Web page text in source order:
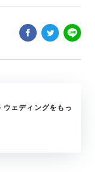
ェディングをもっ